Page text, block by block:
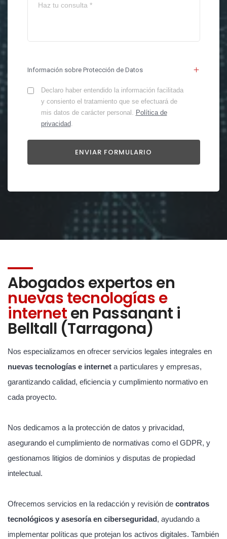
Información sobre Protección de Datos
Declaro haber entendido la información facilitada
y consiento el tratamiento que se efectuará de
mis datos de carácter personal. Política de
privacidad.
Abogados expertos en
nuevas tecnologías e
interneten Passanant i
Belltall (Tarragona)
Nos especializamos en ofrecer servicios legales integrales en
nuevas tecnologías e internet a particulares y empresas,
garantizando calidad, eficiencia y cumplimiento normativo en
cada proyecto.
Nos dedicamos a la protección de datos y privacidad,
asegurando el cumplimiento de normativas como el GDPR, y
gestionamos litigios de dominios y disputas de propiedad
intelectual.
Ofrecemos servicios en la redacción y revisión de contratos
tecnológicos y asesoría en ciberseguridad, ayudando a
implementar políticas que protejan los activos digitales. También